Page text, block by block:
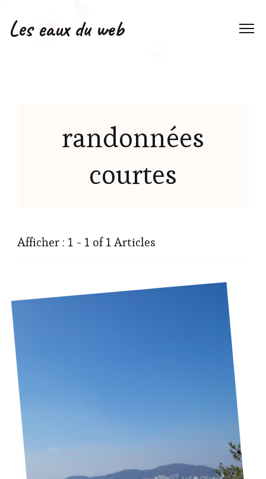
Les eaux du web
randonnées
courtes
Afficher : 1 - 1 of 1 Articles